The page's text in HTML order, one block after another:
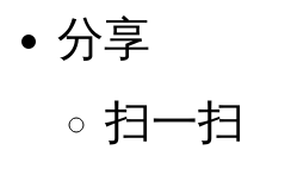
分享
扫一扫